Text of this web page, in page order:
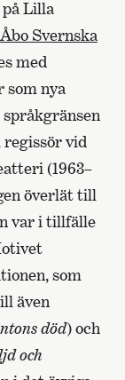
Lilla
Svernska
med
som nya
språkgränsen
vid
(1963–
överlät till
var i tillfälle
som
även
död) och
och